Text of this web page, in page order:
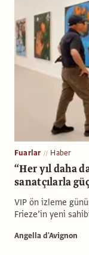
Fuarlar Haber
“Her yıl daha
sanatçılarla
VIP ön izleme
Frieze’in yeni
Angella d'Avignon